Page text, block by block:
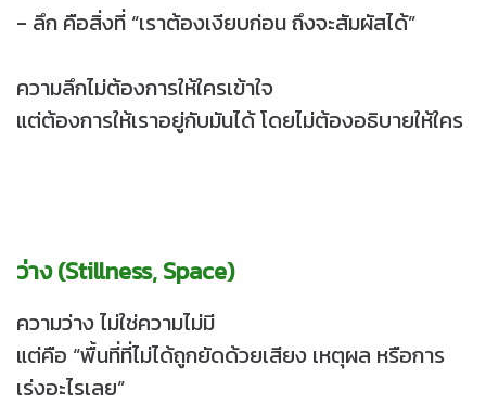
- ลึก คือสิ่งที่ “เราต้องเงียบก่อน ถึงจะสัมผัสได้”
ความลึกไม่ต้องการให้ใครเข้าใจ
แต่ต้องการให้เราอยู่กับมันได้ โดยไม่ต้องอธิบายให้ใคร
ว่าง (Stillness, Space)
ความว่าง ไม่ใช่ความไม่มี
แต่คือ “พื้นที่ที่ไม่ได้ถูกยัดด้วยเสียง เหตุผล หรือการ
เร่งอะไรเลย”